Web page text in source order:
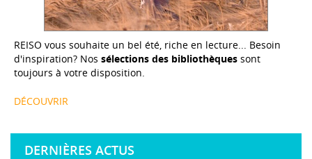
REISO vous souhaite un bel été, riche en lecture... Besoin
d'inspiration? Nos sélections des bibliothèques sont
toujours à votre disposition.
DÉCOUVRIR
DERNIÈRES ACTUS